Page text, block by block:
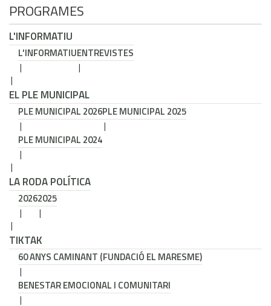
PROGRAMES
L'INFORMATIU
L'INFORMATIUENTREVISTES
EL PLE MUNICIPAL
PLE MUNICIPAL 2026PLE MUNICIPAL 2025
PLE MUNICIPAL 2024
LA RODA POLÍTICA
20262025
TIKTAK
60 ANYS CAMINANT (FUNDACIÓ EL MARESME)
BENESTAR EMOCIONAL I COMUNITARI